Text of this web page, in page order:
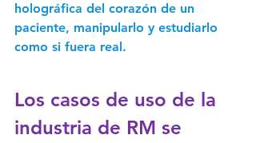
holográfica del corazón de un
paciente, manipularlo y estudiarlo
como si fuera real.
Los casos de uso de la
industria de RM se